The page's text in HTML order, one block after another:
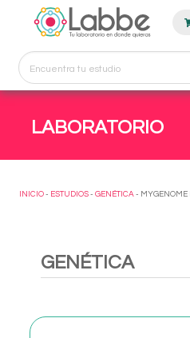
LABORATORIO
INICIO - ESTUDIOS - GENÉTICA - MYGENOME
GENÉTICA